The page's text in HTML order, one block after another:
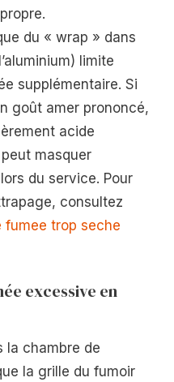
du « wrap » dans
limite
supplémentaire. Si
goût amer prononcé,
acide
masquer
du service. Pour
consultez
fumee trop seche
excessive en
la chambre de
la grille du fumoir